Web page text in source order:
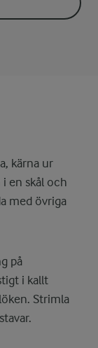
kärna ur
en skål och
med övriga
på
i kallt
Strimla